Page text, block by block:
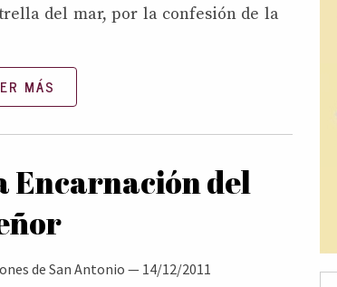
del mar, por la confesión de la
MÁS
Encarnación del
de San Antonio — 14/12/2011